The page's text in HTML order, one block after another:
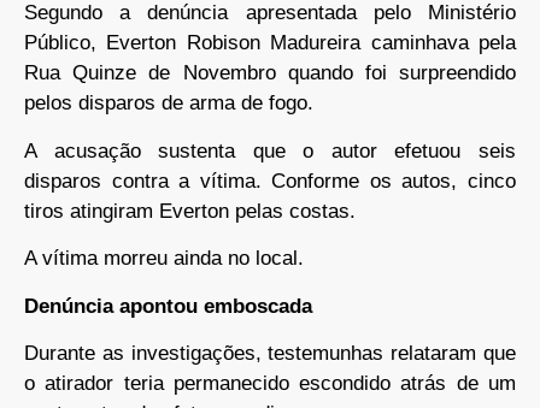
Segundo a denúncia apresentada pelo Ministério
Público, Everton Robison Madureira caminhava pela
Rua Quinze de Novembro quando foi surpreendido
pelos disparos de arma de fogo.
A acusação sustenta que o autor efetuou seis
disparos contra a vítima. Conforme os autos, cinco
tiros atingiram Everton pelas costas.
A vítima morreu ainda no local.
Denúncia apontou emboscada
Durante as investigações, testemunhas relataram que
o atirador teria permanecido escondido atrás de um